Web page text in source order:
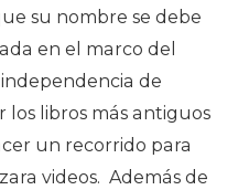
su nombre se debe
en el marco del
de
los libros más antiguos
un recorrido para
videos. Además de